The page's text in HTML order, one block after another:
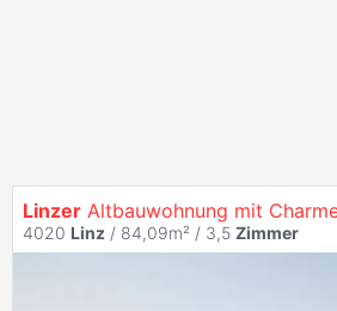
Linzer Altbauwohnung mit
4020 Linz / 84,09m² / 3,5 Zimmer